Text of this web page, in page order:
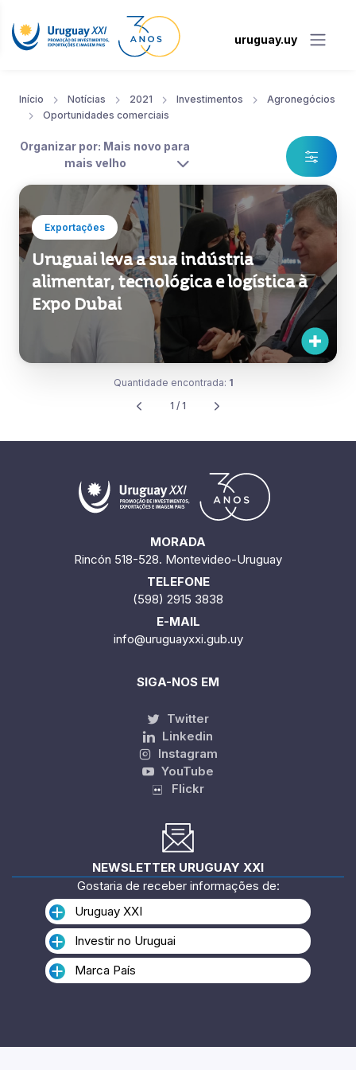
uruguay.uy
Início Notícias 2021 Investimentos
Agronegócios
Oportunidades comerciais
Organizar por: Mais novo para
mais velho
Exportações
Uruguai leva a sua indústria
alimentar, tecnológica e logística à
Expo Dubai
Quantidade encontrada: 1
1 / 1
MORADA
Rincón 518-528. Montevideo-Uruguay
TELEFONE
(598) 2915 3838
E-MAIL
info@uruguayxxi.gub.uy
SIGA-NOS EM
Twitter
Linkedin
Instagram
YouTube
Flickr
NEWSLETTER URUGUAY XXI
Gostaria de receber informações de:
Uruguay XXI
Investir no Uruguai
Marca País